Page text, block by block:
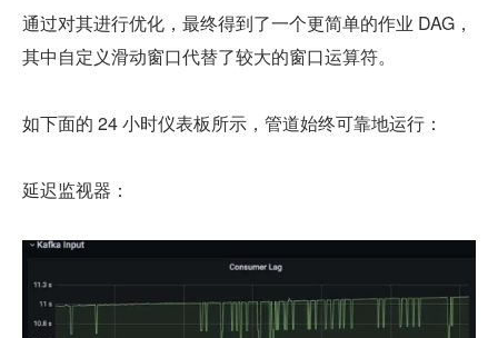
通过对其进行优化，最终得到了一个更简单的作业 DAG，
其中自定义滑动窗口代替了较大的窗口运算符。
如下面的 24 小时仪表板所示，管道始终可靠地运行：
延迟监视器：